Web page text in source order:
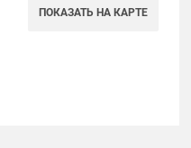
ПОКАЗАТЬ НА КАРТЕ